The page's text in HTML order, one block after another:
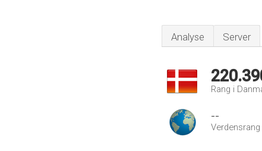
Analyse Server
Rang i
--
Verdensrang